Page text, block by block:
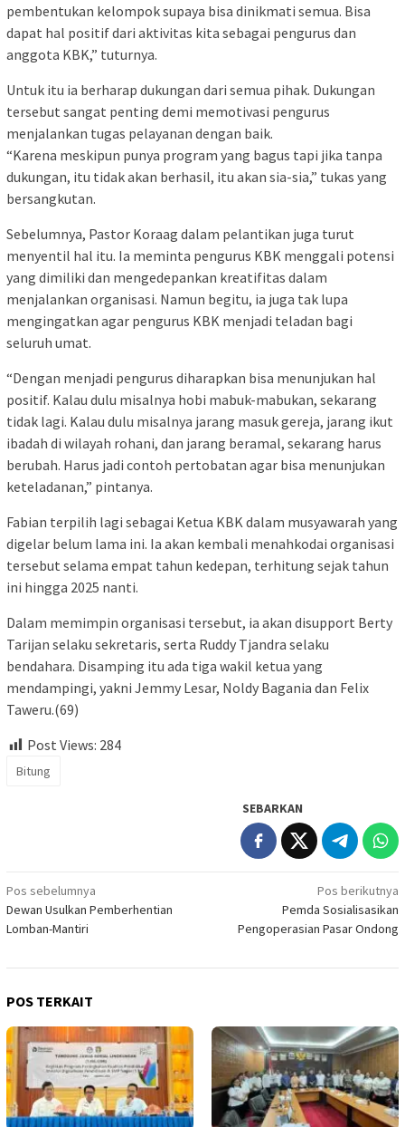
pembentukan kelompok supaya bisa dinikmati semua. Bisa
dapat hal positif dari aktivitas kita sebagai pengurus dan
anggota KBK,” tuturnya.
Untuk itu ia berharap dukungan dari semua pihak. Dukungan
tersebut sangat penting demi memotivasi pengurus
menjalankan tugas pelayanan dengan baik.
“Karena meskipun punya program yang bagus tapi jika tanpa
dukungan, itu tidak akan berhasil, itu akan sia-sia,” tukas yang
bersangkutan.
Sebelumnya, Pastor Koraag dalam pelantikan juga turut
menyentil hal itu. Ia meminta pengurus KBK menggali potensi
yang dimiliki dan mengedepankan kreatifitas dalam
menjalankan organisasi. Namun begitu, ia juga tak lupa
mengingatkan agar pengurus KBK menjadi teladan bagi
seluruh umat.
“Dengan menjadi pengurus diharapkan bisa menunjukan hal
positif. Kalau dulu misalnya hobi mabuk-mabukan, sekarang
tidak lagi. Kalau dulu misalnya jarang masuk gereja, jarang ikut
ibadah di wilayah rohani, dan jarang beramal, sekarang harus
berubah. Harus jadi contoh pertobatan agar bisa menunjukan
keteladanan,” pintanya.
Fabian terpilih lagi sebagai Ketua KBK dalam musyawarah yang
digelar belum lama ini. Ia akan kembali menahkodai organisasi
tersebut selama empat tahun kedepan, terhitung sejak tahun
ini hingga 2025 nanti.
Dalam memimpin organisasi tersebut, ia akan disupport Berty
Tarijan selaku sekretaris, serta Ruddy Tjandra selaku
bendahara. Disamping itu ada tiga wakil ketua yang
mendampingi, yakni Jemmy Lesar, Noldy Bagania dan Felix
Taweru.(69)
Post Views: 284
Bitung
SEBARKAN
Navigasi
pos
Pos sebelumnya
Dewan Usulkan Pemberhentian
Lomban-Mantiri
Pos berikutnya
Pemda Sosialisasikan
Pengoperasian Pasar Ondong
POS TERKAIT